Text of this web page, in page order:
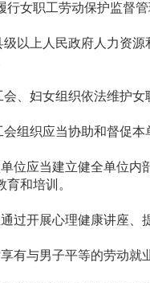
行女职工劳动保护监督管
上人民政府人力资源和
妇女组织依法维护女职
织应当协助和督促本
位应当建立健全单位内
育和培训。
过开展心理健康讲座、
有与男子平等的劳动就